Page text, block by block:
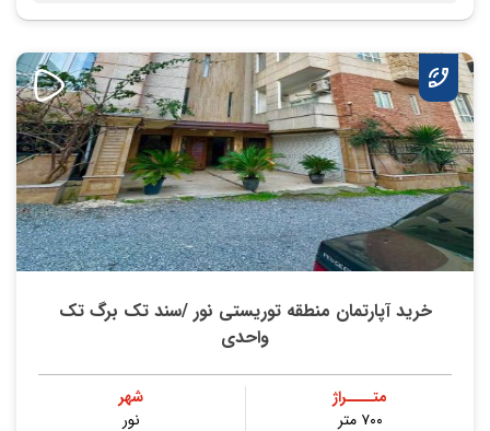
خرید آپارتمان منطقه توریستی نور /سند تک برگ تک
واحدی
متــــراژ
۷۰۰ متر
شهر
نور